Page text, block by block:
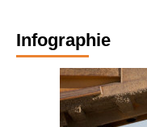
Infographie